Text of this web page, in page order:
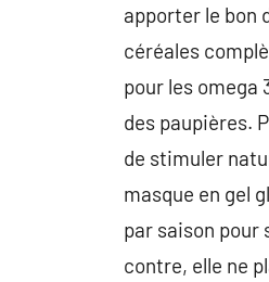
apporter le bon
céréales
pour les omega
des paupières.
de stimuler
masque en gel
par saison pour
contre, elle ne